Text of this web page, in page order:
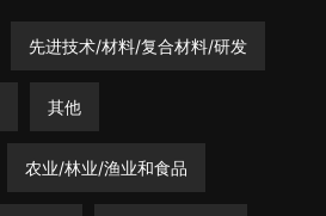
先进技术/材料/复合材料/研发
其他
农业/林业/渔业和食品